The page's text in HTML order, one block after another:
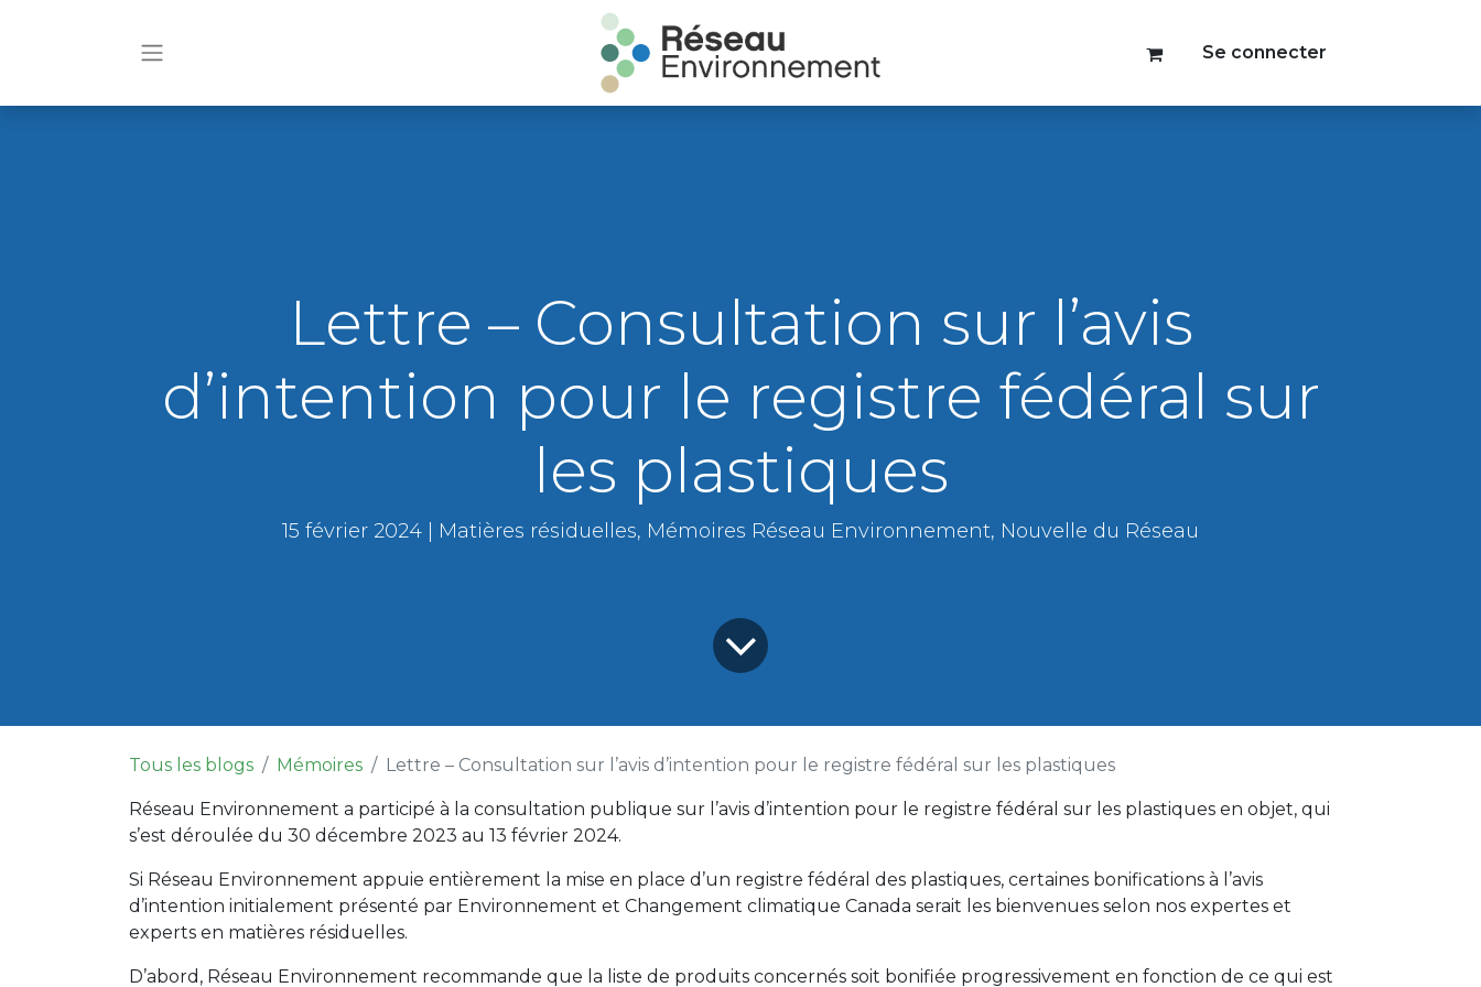
Se connecter
Lettre – Consultation sur l’avis
d’intention pour le registre fédéral sur
les plastiques
15 février 2024 | Matières résiduelles, Mémoires Réseau Environnement, Nouvelle du Réseau
Tous les blogs Mémoires Lettre – Consultation sur l’avis d’intention pour le registre fédéral sur les plastiques
Réseau Environnement a participé à la consultation publique sur l’avis d’intention pour le registre fédéral sur les plastiques en objet, qui
s’est déroulée du 30 décembre 2023 au 13 février 2024.
Si Réseau Environnement appuie entièrement la mise en place d’un registre fédéral des plastiques, certaines bonifications à l’avis
d’intention initialement présenté par Environnement et Changement climatique Canada serait les bienvenues selon nos expertes et
experts en matières résiduelles.
D’abord, Réseau Environnement recommande que la liste de produits concernés soit bonifiée progressivement en fonction de ce qui est